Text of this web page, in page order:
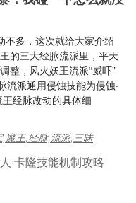
不多，这次就给大家介绍
的三大经脉流派里，平天
整，风火妖王流派“威吓”
流派通用侵蚀技能为侵蚀·
经脉改动的具体细
,魔王,经脉,流派,三昧